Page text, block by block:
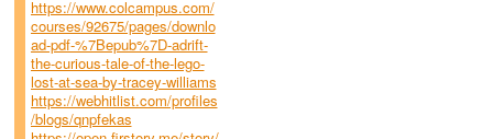
https://www.colcampus.com/
courses/92675/pages/downlo
ad-pdf-%7Bepub%7D-adrift-
the-curious-tale-of-the-lego-
lost-at-sea-by-tracey-williams
https://webhitlist.com/profiles
/blogs/qnpfekas